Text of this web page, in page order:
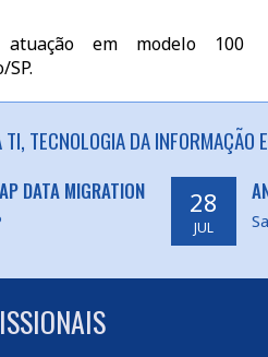
atuação em modelo 100
TECNOLOGIA DA INFORMAÇÃO
DATA MIGRATION 28
JUL